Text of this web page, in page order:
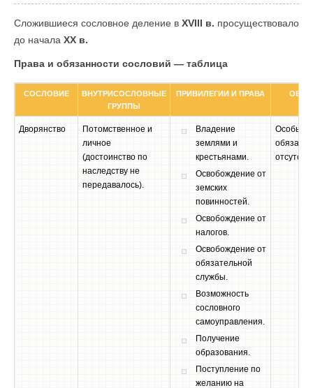
Сложившиеся сословное деление в XVIII в. просуществовало
до начала XX в.
Права и обязанности сословий — таблица
СОСЛОВИЕ
ВНУТРИСОСЛОВНЫЕ
ГРУППЫ
ПРИВИЛЕГИИ И ПРАВА
Дворянство
Потомственное и
личное
(достоинство по
наследству не
передавалось).
Владение
землями и
крестьянами.
Освобождение от
земских
повинностей.
Освобождение от
налогов.
Освобождение от
обязательной
службы.
Возможность
сословного
самоуправления.
Получение
образования.
Поступление по
желанию на
Особые